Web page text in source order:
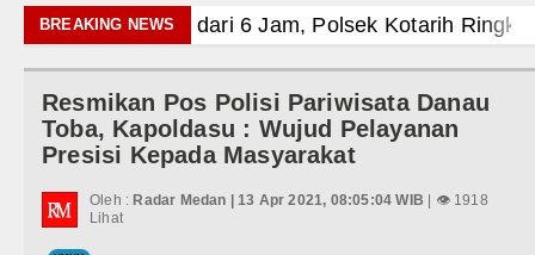
Politik
Hiburan
Olahraga
BREAKING NEWS
Curanmor di Tebing Tinggi
Minggu 9 Agustus 2026 Pukul 20.30 WIB
di Seoul Minggu 9 Agustus 2026 Pukul 18.00 WIB
Kinerja Kadis Perkimcikataru Medan
Kelapa di Nias Utara
Resmikan Pos Polisi Pariwisata Danau
Toba, Kapoldasu : Wujud Pelayanan
Presisi Kepada Masyarakat
Oleh : Radar Medan | 13 Apr 2021, 08:05:04 WIB | 👁 1918
Lihat